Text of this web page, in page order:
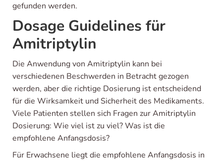
gefunden werden.
Dosage Guidelines für
Amitriptylin
Die Anwendung von Amitriptylin kann bei
verschiedenen Beschwerden in Betracht gezogen
werden, aber die richtige Dosierung ist entscheidend
für die Wirksamkeit und Sicherheit des Medikaments.
Viele Patienten stellen sich Fragen zur Amitriptylin
Dosierung: Wie viel ist zu viel? Was ist die
empfohlene Anfangsdosis?
Für Erwachsene liegt die empfohlene Anfangsdosis in